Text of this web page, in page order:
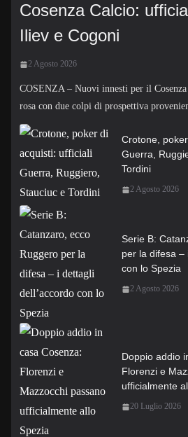
Cosenza Calcio:
Iliev e Cogoni
2 Agosto 2026
COSENZA – Nuovi innesti per il
rosa con due colpi di prospettiva
Crotone,
Guerra,
Tordini
2 Agosto 2026
Serie B:
per la difesa –
con lo Spezia
2 Agosto 2026
Doppio addio
Florenzi e
ufficialmente
20 Luglio 2026